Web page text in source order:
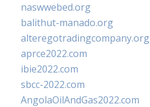
naswwebed.org
balithut-manado.org
alteregotradingcompany.org
aprce2022.com
ibie2022.com
sbcc-2022.com
AngolaOilAndGas2022.com